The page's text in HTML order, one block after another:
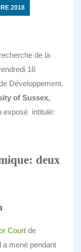
2018
de la
16
Développement.
of Sussex,
exposé intitulé:
deux
Court de
a mené pendant